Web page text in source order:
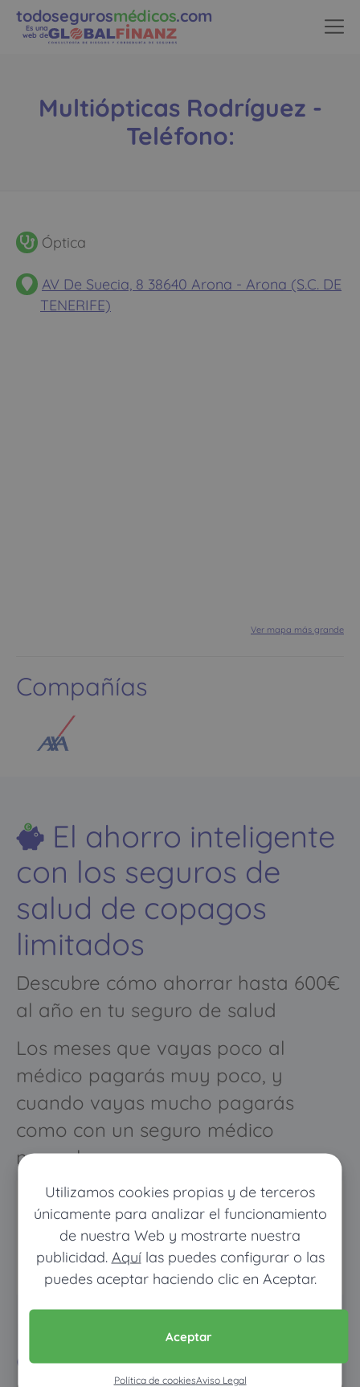
Utilizamos cookies propias y de terceros
únicamente para analizar el funcionamiento
de nuestra Web y mostrarte nuestra
publicidad. Aquílas puedes configurar o las
puedes aceptar haciendo clic en Aceptar.
Aceptar
Política de cookiesAviso Legal
todosegurosmédicos.com
Es una
web de
Multiópticas Rodríguez -
Teléfono:
Óptica
AV De Suecia, 8 38640 Arona - Arona (S.C. DE
TENERIFE)
Ver mapa más grande
Compañías
El ahorro inteligente
con los seguros de
salud de copagos
limitados
Descubre cómo ahorrar hasta 600€
al año en tu seguro de salud
Los meses que vayas poco al
médico pagarás muy poco, y
cuando vayas mucho pagarás
como con un seguro médico
normal
Pon tus datos y descubre
cuánto dinero ahorrarías